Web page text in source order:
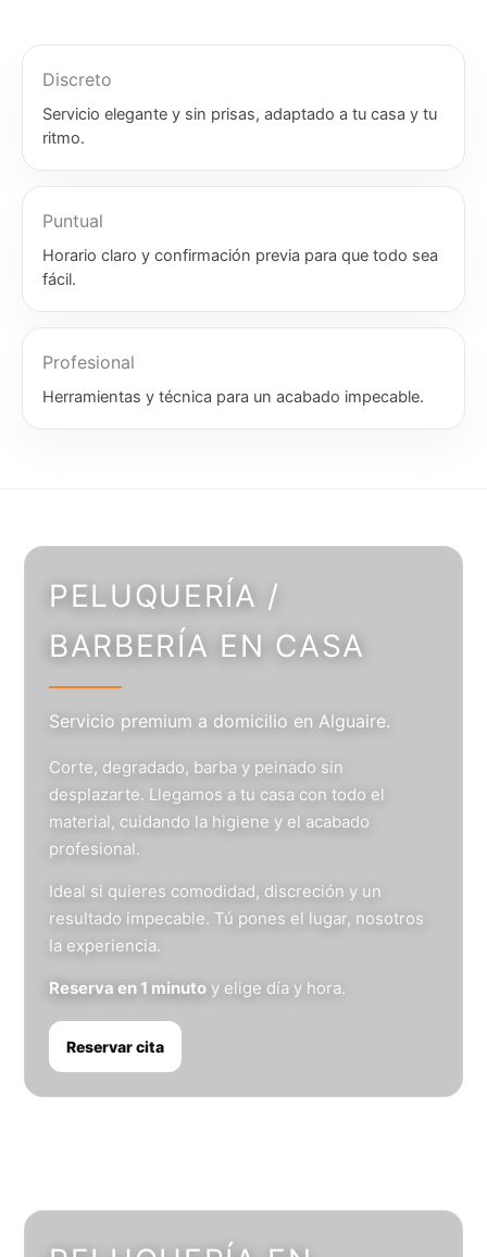
Discreto
Servicio elegante y sin prisas, adaptado a tu casa y tu
ritmo.
Puntual
Horario claro y confirmación previa para que todo sea
fácil.
Profesional
Herramientas y técnica para un acabado impecable.
PELUQUERÍA /
BARBERÍA EN CASA
Servicio premium a domicilio en Alguaire.
Corte, degradado, barba y peinado sin
desplazarte. Llegamos a tu casa con todo el
material, cuidando la higiene y el acabado
profesional.
Ideal si quieres comodidad, discreción y un
resultado impecable. Tú pones el lugar, nosotros
la experiencia.
Reserva en 1 minuto y elige día y hora.
Reservar cita